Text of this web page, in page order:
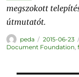
megszokott
útmutatót.
Szerző
peda Közzétéve
2015-06-23
Document Foundation,